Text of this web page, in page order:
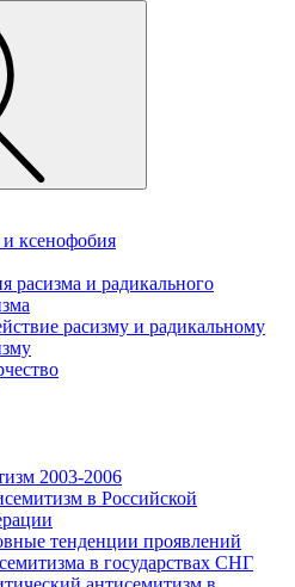
ксенофобия
расизма и радикального
расизму и радикальному
2003-2006
в Российской
тенденции проявлений
в государствах СНГ